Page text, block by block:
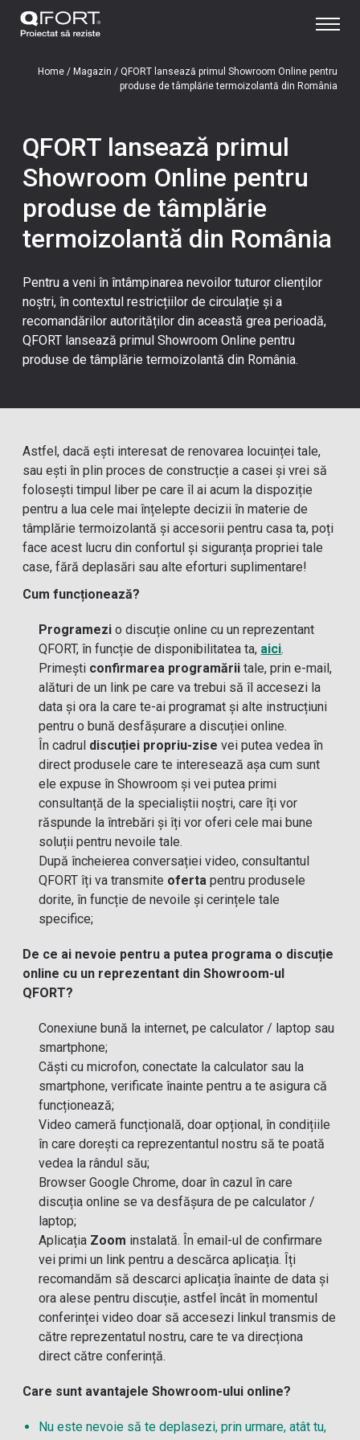
Home/ Magazin / QFORT lansează primul Showroom Online pentru
produse de tâmplărie termoizolantă din România
QFORT lansează primul
Showroom Online pentru
produse de tâmplărie
termoizolantă din România
Pentru a veni în întâmpinarea nevoilor tuturor clienților
noștri, în contextul restricțiilor de circulație și a
recomandărilor autorităților din această grea perioadă,
QFORT lansează primul Showroom Online pentru
produse de tâmplărie termoizolantă din România.
Astfel, dacă ești interesat de renovarea locuinței tale,
sau ești în plin proces de construcție a casei și vrei să
folosești timpul liber pe care îl ai acum la dispoziție
pentru a lua cele mai înțelepte decizii în materie de
tâmplărie termoizolantă și accesorii pentru casa ta, poți
face acest lucru din confortul și siguranța propriei tale
case, fără deplasări sau alte eforturi suplimentare!
Cum funcționează?
Programezi o discuție online cu un reprezentant
QFORT, în funcție de disponibilitatea ta, aici.
Primești confirmarea programării tale, prin e-mail,
alături de un link pe care va trebui să îl accesezi la
data și ora la care te-ai programat și alte instrucțiuni
pentru o bună desfășurare a discuției online.
În cadrul discuției propriu-zise vei putea vedea în
direct produsele care te interesează așa cum sunt
ele expuse în Showroom și vei putea primi
consultanță de la specialiștii noștri, care îți vor
răspunde la întrebări și îți vor oferi cele mai bune
soluții pentru nevoile tale.
După încheierea conversației video, consultantul
QFORT îți va transmite oferta pentru produsele
dorite, în funcție de nevoile și cerințele tale
specifice;
De ce ai nevoie pentru a putea programa o discuție
online cu un reprezentant din Showroom-ul
QFORT?
Conexiune bună la internet, pe calculator / laptop sau
smartphone;
Căști cu microfon, conectate la calculator sau la
smartphone, verificate înainte pentru a te asigura că
funcționează;
Video cameră funcțională, doar opțional, în condițiile
în care dorești ca reprezentantul nostru să te poată
vedea la rândul său;
Browser Google Chrome, doar în cazul în care
discuția online se va desfășura de pe calculator /
laptop;
Aplicația Zoom instalată. În email-ul de confirmare
vei primi un link pentru a descărca aplicația. Îți
recomandăm să descarci aplicația înainte de data și
ora alese pentru discuție, astfel încât în momentul
conferinței video doar să accesezi linkul transmis de
către reprezentatul nostru, care te va direcționa
direct către conferință.
Care sunt avantajele Showroom-ului online?
Nu este nevoie să te deplasezi, prin urmare, atât tu,